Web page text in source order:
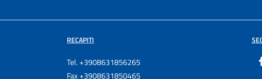
RECAPITI
Tel. +3908631856265
Fax +3908631850465